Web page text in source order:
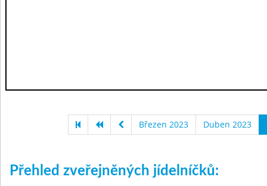
Březen 2023 Duben 2023
Přehled zveřejněných jídelníčků: